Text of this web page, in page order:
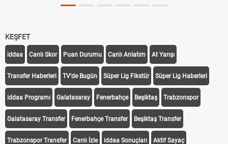
Off Tarihi Belli Oldu
KEŞFET
iddaa Canlı Skor Puan Durumu Canlı Anlatım At Yarışı
Transfer Haberleri TV'de Bugün Süper Lig Fikstür Süper Lig Haberleri
iddaa Programı Galatasaray Fenerbahçe Beşiktaş Trabzonspor
Galatasaray Transfer Fenerbahçe Transfer Beşiktaş Transfer